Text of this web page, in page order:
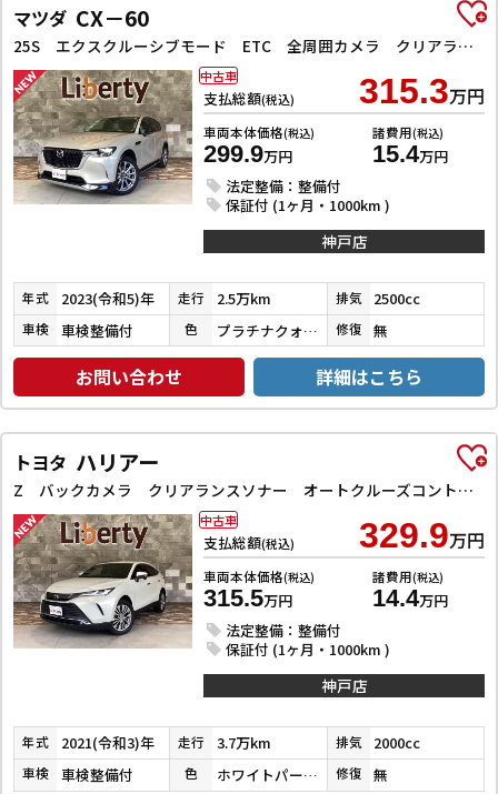
マツダ CX－60
25S エクスクルーシブモード ETC 全周囲カメラ クリアランスソナー オートクルーズコントロール レーンアシスト パワーシート 衝突被害軽減システム サンルーフ TV オートマチックハイビーム オートライト 電動リアゲート
支払総額(税込) 315.3万円
車両本体価格(税込)
299.9万円
諸費用(税込)
15.4万円
法定整備：整備付
保証付 (1ヶ月・1000km )
中古車
神戸店
年式 2023(令和5)年 走行 2.5万km 排気 2500cc
車検 車検整備付 色 プラチナクォーツメタリック 修復 無
お問い合わせ 詳細はこちら
トヨタ ハリアー
Z バックカメラ クリアランスソナー オートクルーズコントロール レーンアシスト パワーシート 衝突被害軽減システム ナビ TV オートマチックハイビーム オートライト LEDヘッドランプ 電動リアゲート
支払総額(税込) 329.9万円
車両本体価格(税込)
315.5万円
諸費用(税込)
14.4万円
法定整備：整備付
保証付 (1ヶ月・1000km )
中古車
神戸店
年式 2021(令和3)年 走行 3.7万km 排気 2000cc
車検 車検整備付 色 ホワイトパールクリスタルシャイン 修復 無